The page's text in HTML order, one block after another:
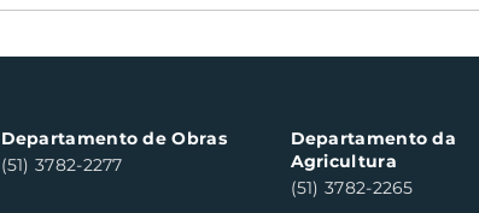
Santa Clara do Sul
Departamento de Obras
(51) 3782-2277
Departamento da
Agricultura
(51) 3782-2265